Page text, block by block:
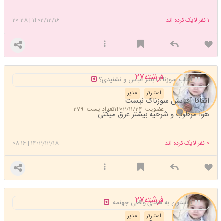
1402/12/16
|
20:28 1نفر لایک کرده اند ...
فرشته۲۷
مدیر استارتر
عضویت: 1402/11/24 تعداد پست: 279
آفتاب سوزناک بندر عباس و نشنیدی؟
اتفاقا آفتابش سوزناک نیست
هوا مرطوب و شرحیه بیشتر عرق میکتی
1402/12/18
|
08:16 0 نفر لایک کرده اند ...
فرشته۲۷
مدیر استارتر
تابستون به معنای واقعی جهنمه